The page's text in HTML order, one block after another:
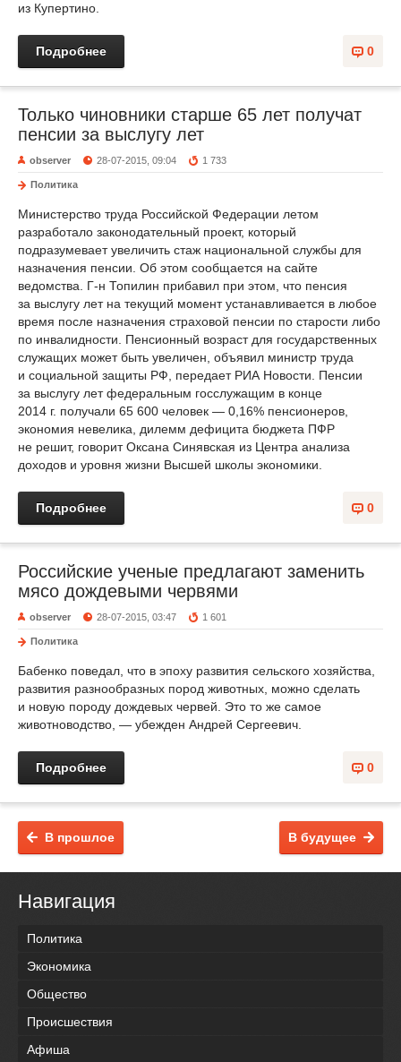
из Купертино.
0
Подробнее
Только чиновники старше 65 лет получат
пенсии за выслугу лет
observer 28-07-2015, 09:04 1 733
Политика
Министерство труда Российской Федерации летом
разработало законодательный проект, который
подразумевает увеличить стаж национальной службы для
назначения пенсии. Об этом сообщается на сайте
ведомства. Г-н Топилин прибавил при этом, что пенсия
за выслугу лет на текущий момент устанавливается в любое
время после назначения страховой пенсии по старости либо
по инвалидности. Пенсионный возраст для государственных
служащих может быть увеличен, объявил министр труда
и социальной защиты РФ, передает РИА Новости. Пенсии
за выслугу лет федеральным госслужащим в конце
2014 г. получали 65 600 человек — 0,16% пенсионеров,
экономия невелика, дилемм дефицита бюджета ПФР
не решит, говорит Оксана Синявская из Центра анализа
доходов и уровня жизни Высшей школы экономики.
0
Подробнее
Российские ученые предлагают заменить
мясо дождевыми червями
observer 28-07-2015, 03:47 1 601
Политика
Бабенко поведал, что в эпоху развития сельского хозяйства,
развития разнообразных пород животных, можно сделать
и новую породу дождевых червей. Это то же самое
животноводство, — убежден Андрей Сергеевич.
0
Подробнее
В будущее
В прошлое
Навигация
Политика
Экономика
Общество
Происшествия
Афиша